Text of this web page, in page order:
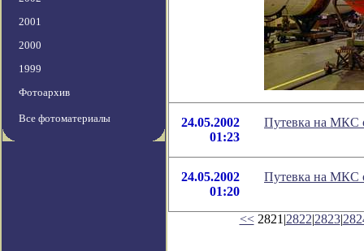
2001
2000
1999
Фотоархив
Все фотоматериалы
24.05.2002
01:23
Путевка на МКС
24.05.2002
01:20
Путевка на МКС
<<2821|2822|2823|